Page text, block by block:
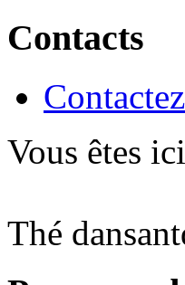
Contacts
Vous êtes
Thé dansant